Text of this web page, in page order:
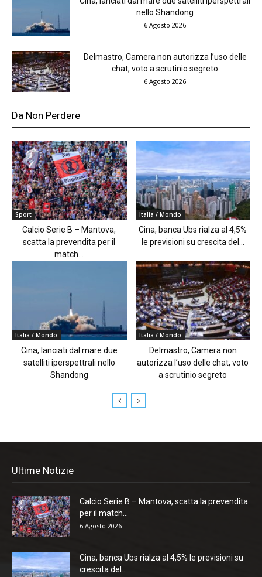
nello Shandong
6 Agosto 2026
Delmastro, Camera non autorizza l’uso delle
chat, voto a scrutinio segreto
6 Agosto 2026
Da Non Perdere
Sport
Calcio Serie B – Mantova,
scatta la prevendita per il
match...
Italia / Mondo
Cina, banca Ubs rialza al 4,5%
le previsioni su crescita del...
Italia / Mondo
Cina, lanciati dal mare due
satelliti iperspettrali nello
Shandong
Italia / Mondo
Delmastro, Camera non
autorizza l’uso delle chat, voto
a scrutinio segreto
Ultime Notizie
Calcio Serie B – Mantova, scatta la prevendita
per il match...
6 Agosto 2026
Cina, banca Ubs rialza al 4,5% le previsioni su
crescita del...